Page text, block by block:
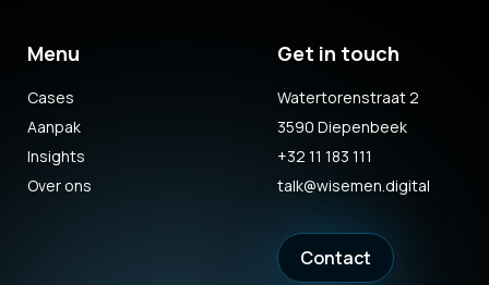
Menu
Cases
Aanpak
Insights
Over ons
Get in touch
Watertorenstraat 2
3590 Diepenbeek
+32 11 183 111
talk@wisemen.digital
Contact